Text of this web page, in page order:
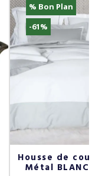
% Bon Plan
-61%
Housse de
Métal BLANC